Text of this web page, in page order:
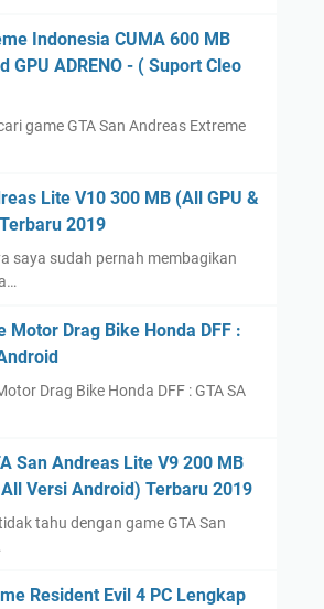
Indonesia CUMA 600 MB
GPU ADRENO - ( Suport Cleo
game GTA San Andreas Extreme
Lite V10 300 MB (All GPU &
2019
saya sudah pernah membagikan
Motor Drag Bike Honda DFF :
Drag Bike Honda DFF : GTA SA
San Andreas Lite V9 200 MB
Versi Android) Terbaru 2019
tahu dengan game GTA San
Resident Evil 4 PC Lengkap